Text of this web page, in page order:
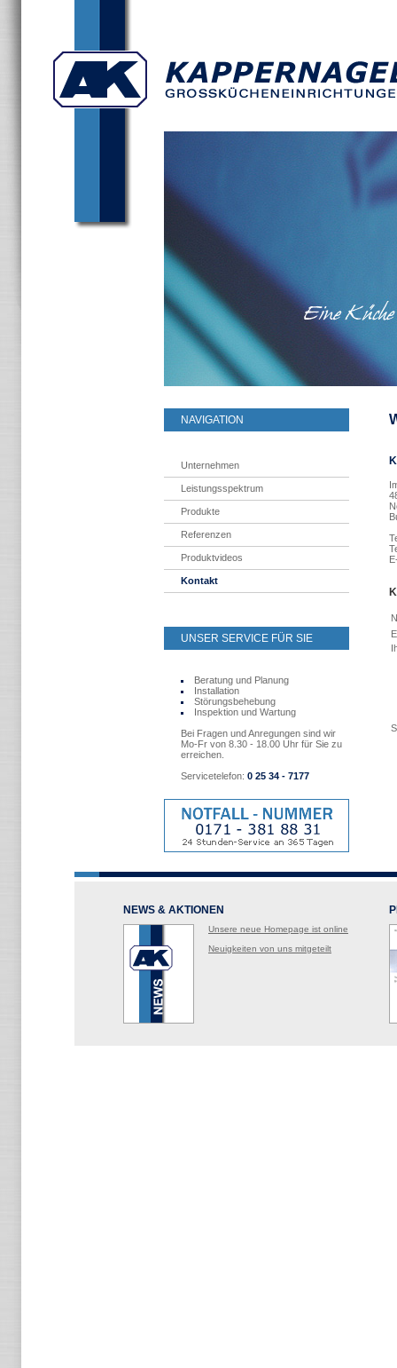
NAVIGATION
Unternehmen
Leistungsspektrum
Produkte
Referenzen
Produktvideos
Kontakt
UNSER SERVICE FÜR SIE
Beratung und Planung
Installation
Störungsbehebung
Inspektion und Wartung
Bei Fragen und Anregungen sind wir
Mo-Fr von 8.30 - 18.00 Uhr für Sie zu
erreichen.
Servicetelefon: 0 25 34 - 7177
NEWS & AKTIONEN
Unsere neue Homepage ist online
Neuigkeiten von uns mitgeteilt